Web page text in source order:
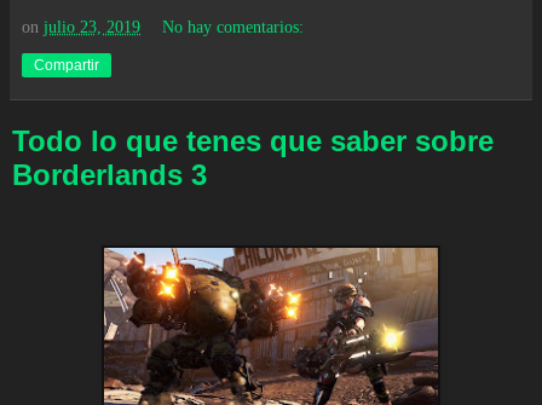
on julio 23, 2019 No hay comentarios:
Compartir
Todo lo que tenes que saber sobre
Borderlands 3